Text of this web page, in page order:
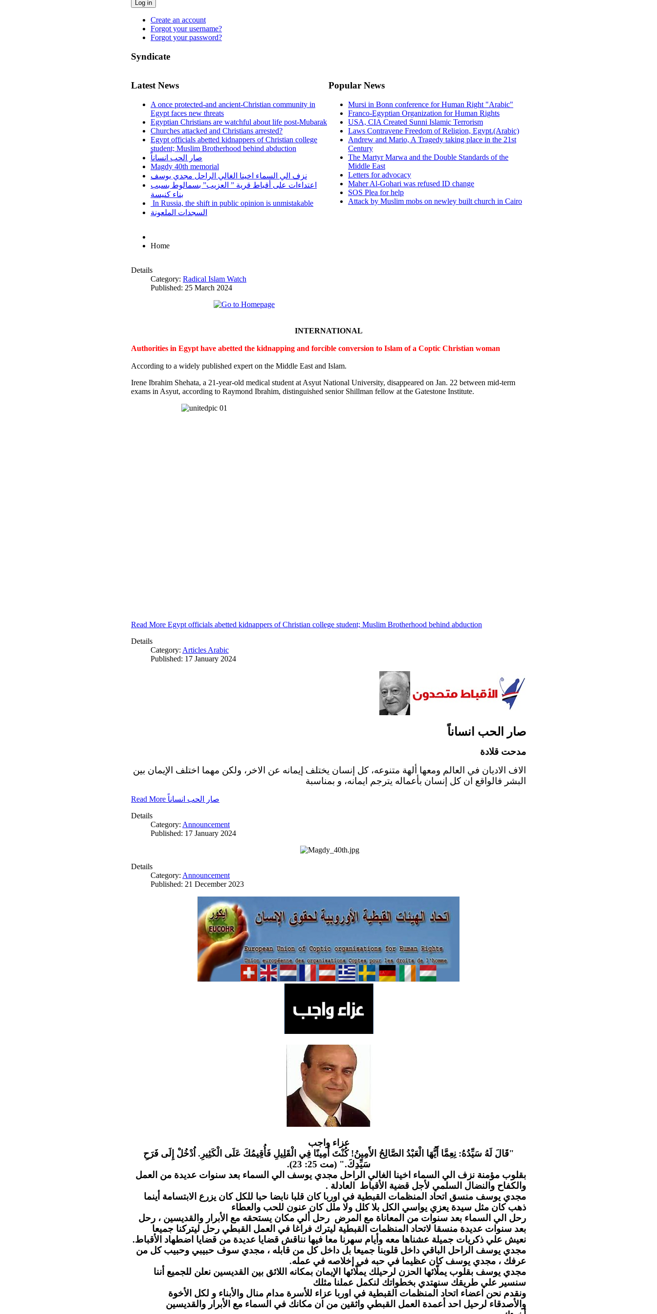
Log in
Create an account
Forgot your username?
Forgot your password?
Syndicate
Latest News
A once protected-and ancient-Christian community in
Egypt faces new threats
Egyptian Christians are watchful about life post-Mubarak
Churches attacked and Christians arrested?
Egypt officials abetted kidnappers of Christian college
student; Muslim Brotherhood behind abduction
صار الحب انساناً
Magdy 40th memorial
نزف الي السماء اخينا الغالي الراحل مجدي يوسف
اعتداءات على أقباط قرية ” العزيب” بسمالوط بسبب
بناء كنيسة
In Russia, the shift in public opinion is unmistakable
السجدات الملعونة
Popular News
Mursi in Bonn conference for Human Right "Arabic"
Franco-Egyptian Organization for Human Rights
USA, CIA Created Sunni Islamic Terrorism
Laws Contravene Freedom of Religion, Egypt.(Arabic)
Andrew and Mario, A Tragedy taking place in the 21st
Century
The Martyr Marwa and the Double Standards of the
Middle East
Letters for advocacy
Maher Al-Gohari was refused ID change
SOS Plea for help
Attack by Muslim mobs on newley built church in Cairo
Home
Details
Category: Radical Islam Watch
Published: 25 March 2024
INTERNATIONAL
Authorities in Egypt have abetted the kidnapping and forcible conversion to Islam of a Coptic Christian woman
According to a widely published expert on the Middle East and Islam.
Irene Ibrahim Shehata, a 21-year-old medical student at Asyut National University, disappeared on Jan. 22 between mid-term
exams in Asyut, according to Raymond Ibrahim, distinguished senior Shillman fellow at the Gatestone Institute.
Read More Egypt officials abetted kidnappers of Christian college student; Muslim Brotherhood behind abduction
Details
Category: Articles Arabic
Published: 17 January 2024
صار الحب انساناً
مدحت قلادة
الاف الاديان في العالم ومعها ألهة متنوعه، كل إنسان يختلف إيمانه عن الاخر، ولكن مهما اختلف الإيمان بين
البشر فالواقع ان كل إنسان بأعماله يترجم ايمانه، و بمناسبة
Read More صار الحب انساناً
Details
Category: Announcement
Published: 17 January 2024
Details
Category: Announcement
Published: 21 December 2023
عزاء واجب
"قَالَ لَهُ سَيِّدُهُ: نِعِمَّا أَيُّهَا الْعَبْدُ الصَّالِحُ الأَمِينُ! كُنْتَ أَمِينًا فِي الْقَلِيلِ فَأُقِيمُكَ عَلَى الْكَثِيرِ. اُدْخُلْ إِلَى فَرَحِ
سَيِّدِكَ." (مت 25: 23).
بقلوب مؤمنة نزف الي السماء اخينا الغالي الراحل مجدي يوسف الي السماء بعد سنوات عديدة من العمل
والكفاح والنضال السلمي لأجل قضية الأقباط العادلة .
مجدي يوسف منسق اتحاد المنظمات القبطية في اوربا كان قلبا نابضا حبا للكل كان يزرع الابتسامة أينما
ذهب كان مثل سيدة يعزي يواسي الكل بلا كلل ولا ملل كان عنون للحب والعطاء
رحل الي السماء بعد سنوات من المعاناة مع المرض رحل ألي مكان يستحقه مع الأبرار والقديسين ، رحل
بعد سنوات عديدة منسقا لاتحاد المنظمات القبطية ليترك فراغا في العمل القبطي رحل ليتركنا جميعا
نعيش علي ذكريات جميلة عشناها معه وأيام سهرنا معا فيها نناقش قضايا عديدة من قضايا اضطهاد الأقباط.
مجدي يوسف الراحل الباقي داخل قلوبنا جميعا بل داخل كل من قابله ، مجدي سوف حبيبي وحبيب كل من
عرفك ، مجدي يوسف كان عظيما في حبه في إخلاصه في عمله.
مجدي يوسف بقلوب يملّائها الحزن لرحيلك يملّائها الإيمان بمكانه اللائق بين القديسين نعلن للجميع أننا
سنسير علي طريقك سنهتدي بخطواتك لنكمل عملنا مثلك
ونقدم نحن اعضاء اتحاد المنظمات القبطية في اوربا عزاء للأسرة مدام منال والأبناء و لكل الأخوة
والأصدقاء لرحيل احد أعمدة العمل القبطي واثقين من ان مكانك في السماء مع الأبرار والقديسين